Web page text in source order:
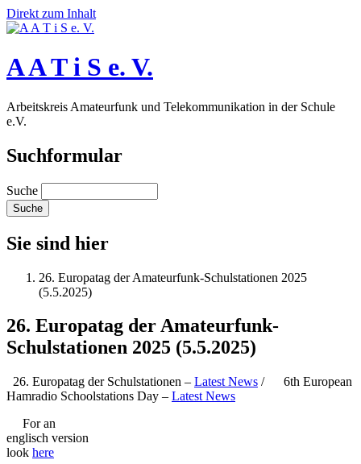
Direkt zum Inhalt
A A T i S e. V.
Arbeitskreis Amateurfunk und Telekommunikation in der Schule
e.V.
Suchformular
Suche
Sie sind hier
26. Europatag der Amateurfunk-Schulstationen 2025
(5.5.2025)
26. Europatag der Amateurfunk-
Schulstationen 2025 (5.5.2025)
26. Europatag der Schulstationen – Latest News /
6th European
Hamradio Schoolstations Day – Latest News
For an
englisch version
look here